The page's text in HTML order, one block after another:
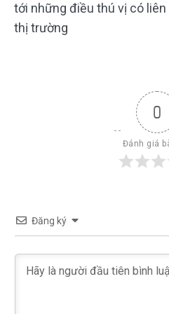
tới những điều thú vị có
thị trường
0
Đánh giá
Đăng ký